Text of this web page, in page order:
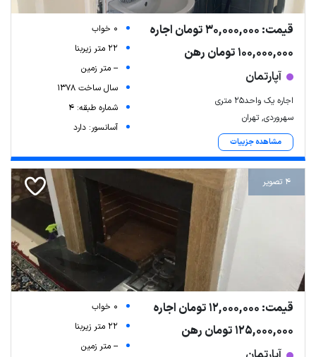
قیمت: 30,000,000 تومان اجاره
100,000,000 تومان رهن
آپارتمان
اجاره یک واحد۲۵ متری
سهروردی, تهران
مشاهده جزییات
0 خواب
22 متر زیربنا
-- متر زمین
سال ساخت 1378
شماره طبقه: 4
آسانسور: دارد
4 تصویر
قیمت: 12,000,000 تومان اجاره
125,000,000 تومان رهن
0 خواب
22 متر زیربنا
-- متر زمین